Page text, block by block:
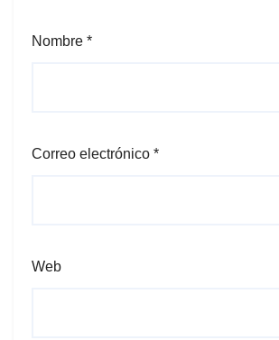
Nombre *
Correo electrónico *
Web